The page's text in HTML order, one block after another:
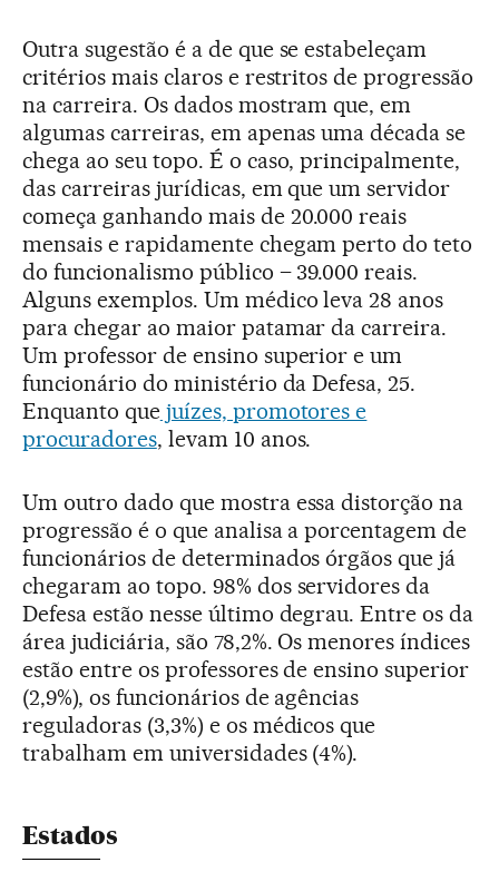
Outra sugestão é a de que se estabeleçam
critérios mais claros e restritos de progressão
na carreira. Os dados mostram que, em
algumas carreiras, em apenas uma década se
chega ao seu topo. É o caso, principalmente,
das carreiras jurídicas, em que um servidor
começa ganhando mais de 20.000 reais
mensais e rapidamente chegam perto do teto
do funcionalismo público – 39.000 reais.
Alguns exemplos. Um médico leva 28 anos
para chegar ao maior patamar da carreira.
Um professor de ensino superior e um
funcionário do ministério da Defesa, 25.
Enquanto quejuízes, promotores e
procuradores, levam 10 anos.
Um outro dado que mostra essa distorção na
progressão é o que analisa a porcentagem de
funcionários de determinados órgãos que já
chegaram ao topo. 98% dos servidores da
Defesa estão nesse último degrau. Entre os da
área judiciária, são 78,2%. Os menores índices
estão entre os professores de ensino superior
(2,9%), os funcionários de agências
reguladoras (3,3%) e os médicos que
trabalham em universidades (4%).
Estados